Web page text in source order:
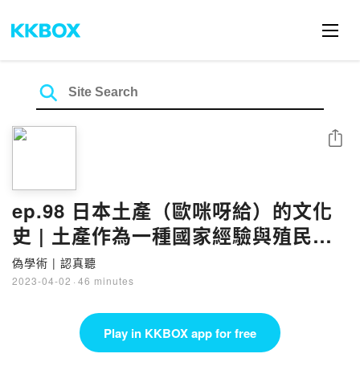
ep.98 日本土產（歐咪呀給）的文化
史 | 土產作為一種國家經驗與殖民經
驗 | 購買土產送人的心態與習慣 | 為
什麼白色戀人會變成北海道的名產 |
京都八橋誕生與擴散 | 神社與土產 |
當機場成為一種地方：交通設施與土
產 | 閱讀《土產物語》 // 李長潔
偽學術 | 認真聽
2023-04-02 · 46 minutes
Share
Play in KKBOX app for free